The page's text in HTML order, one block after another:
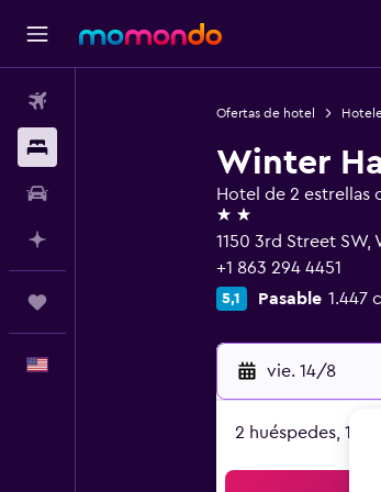
Ofertas de hotel
Winter
Hotel de 2 estrellas
2 estrellas
1150 3rd Street SW,
+1 863 294 4451
5,1 Pasable 1.447
vie. 14/8
2 huéspedes, 1